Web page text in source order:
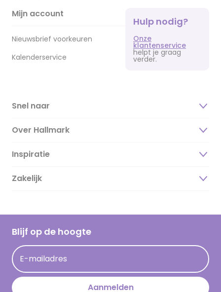
Mijn account
Nieuwsbrief voorkeuren
Kalenderservice
Hulp nodig?
Onze
klantenservice
helpt je graag
verder.
Snel naar
Over Hallmark
Over ons
Duurzaamheid
Hallmark Kaartclub
Acties
Persberichten
Hallmark en Kinderpostzegels
Inspiratie
Magazine
Cadeau inspiratie
Kaartinspiratie
Zakelijk
Blijf op de hoogte
E-mailadres
Aanmelden